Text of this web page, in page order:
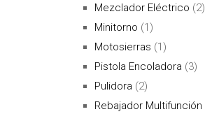
Mezclador Eléctrico (2)
Minitorno (1)
Motosierras (1)
Pistola Encoladora (3)
Pulidora (2)
Rebajador Multifunción